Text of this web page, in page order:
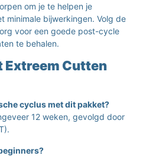
om je te helpen je
minimale bijwerkingen. Volg de
voor een goede post-cycle
te behalen.
Extreem Cutten
cyclus met dit pakket?
12 weken, gevolgd door